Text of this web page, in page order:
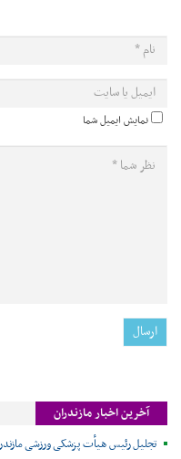
نمایش ایمیل شما
آخرین اخبار مازندران
تجلیل رئیس هیأت پزشکی ورزشی